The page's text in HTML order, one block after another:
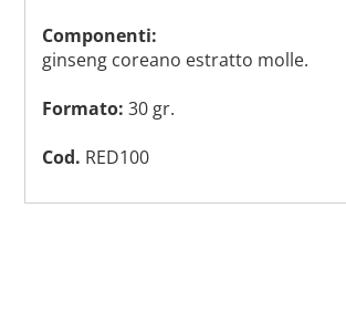
Componenti:
ginseng coreano estratto molle.
Formato: 30 gr.
Cod. RED100